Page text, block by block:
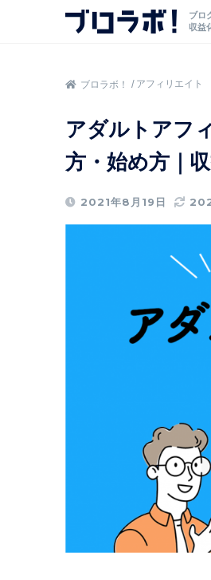
ブロ
収益
ブロラボ！ アフィリエイト
アダルトアフ
方・始め方｜
2021年8月19日